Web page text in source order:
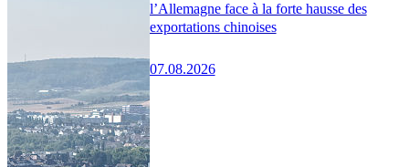
l’Allemagne face à la forte hausse des
exportations chinoises
07.08.2026